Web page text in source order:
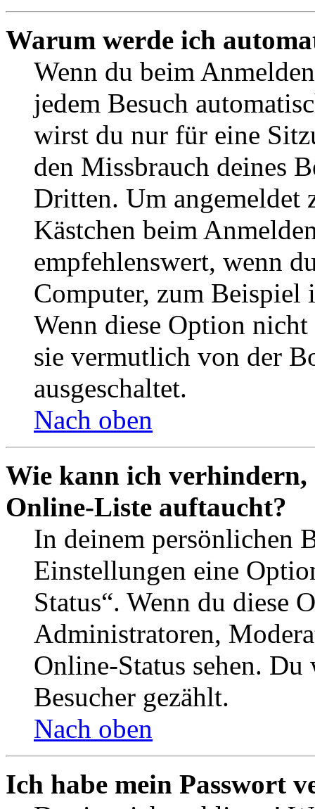
Warum werde ich
Wenn du beim
jedem Besuch
wirst du nur für eine
den Missbrauch deines
Dritten. Um angemeldet
Kästchen beim
empfehlenswert, wenn
Computer, zum Beispiel
Wenn diese Option
sie vermutlich von der
ausgeschaltet.
Nach oben
Wie kann ich verhindern,
Online-Liste auftaucht?
In deinem persönlichen
Einstellungen eine
Status“. Wenn du diese
Administratoren,
Online-Status sehen.
Besucher gezählt.
Nach oben
Ich habe mein Passwort